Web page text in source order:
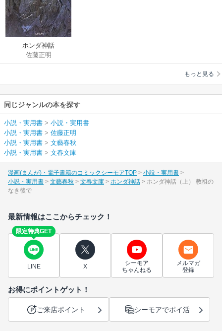
ホンダ神話
佐藤正明
もっと見る
同じジャンルの本を探す
小説・実用書 > 小説・実用書
小説・実用書 > 佐藤正明
小説・実用書 > 文藝春秋
小説・実用書 > 文春文庫
漫画(まんが)・電子書籍のコミックシーモアTOP
小説・実用書
小説・実用書
文藝春秋 文春文庫 ホンダ神話
ホンダ神話（上） 教祖の
なき後で
最新情報はここからチェック！
限定特典GET
LINE X
シーモア
ちゃんねる
メルマガ
登録
お得にポイントゲット！
ご来店ポイント シーモアでポイ活